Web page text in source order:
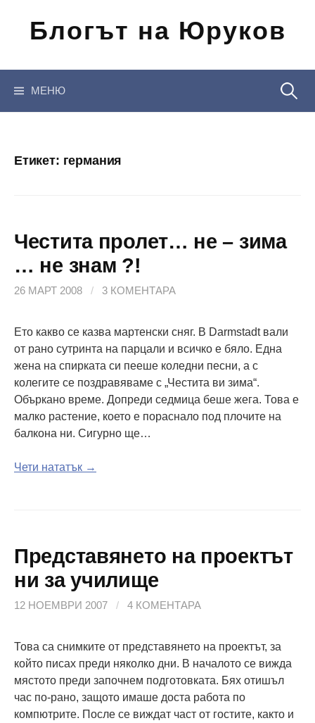
съдържанието
Блогът на Юруков
МЕНЮ
Етикет: германия
Честита пролет… не – зима
… не знам ?!
26 МАРТ 2008 / 3 КОМЕНТАРА
Ето какво се казва мартенски сняг. В Darmstadt вали
от рано сутринта на парцали и всичко е бяло. Една
жена на спирката си пееше коледни песни, а с
колегите се поздравяваме с „Честита ви зима“.
Объркано време. Допреди седмица беше жега. Това е
малко растение, което е пораснало под плочите на
балкона ни. Сигурно ще…
Чети нататък →
Представянето на проектът
ни за училище
12 НОЕМВРИ 2007 / 4 КОМЕНТАРА
Това са снимките от представянето на проектът, за
който писах преди няколко дни. В началото се вижда
мястото преди започнем подготовката. Бях отишъл
час по-рано, защото имаше доста работа по
компютрите. После се виждат част от гостите, както и